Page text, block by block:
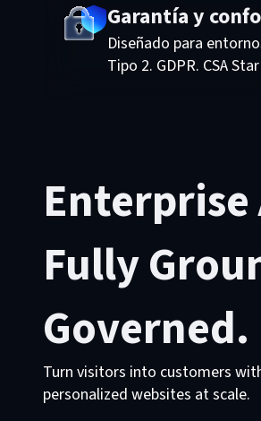
Garantía y
Diseñado para
Tipo 2. GDPR. CSA Star
Enterprise
Fully
Governed.
Turn visitors into customers
personalized websites at scale.